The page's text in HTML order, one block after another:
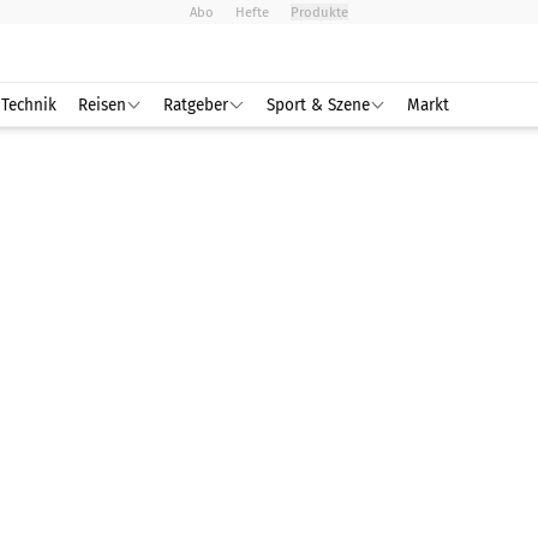
Abo Hefte Produkte
Technik Reisen Ratgeber Sport & Szene Markt